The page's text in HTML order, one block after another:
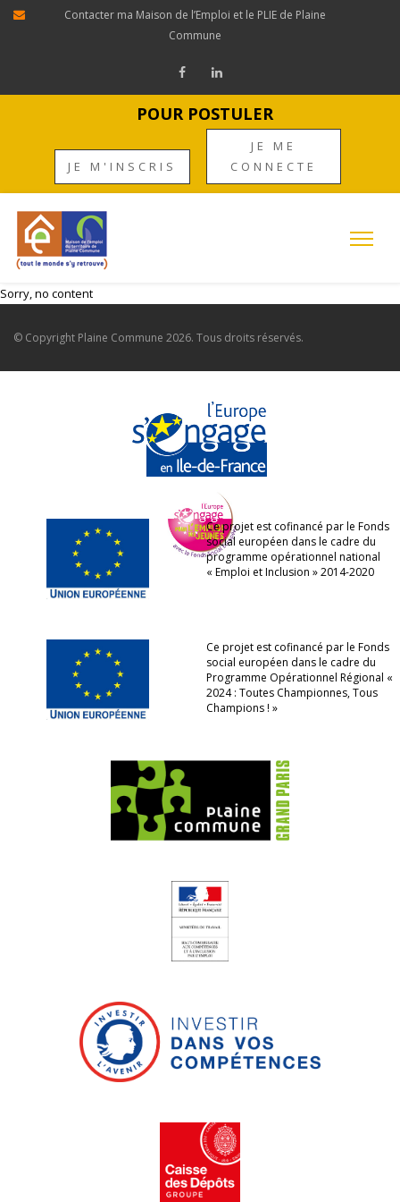
Contacter ma Maison de l’Emploi et le PLIE de Plaine
Commune
POUR POSTULER
JE M'INSCRIS
JE ME
CONNECTE
Sorry, no content
© Copyright Plaine Commune 2026. Tous droits réservés.
Ce projet est cofinancé par le Fonds
social européen dans le cadre du
programme opérationnel national
« Emploi et Inclusion » 2014-2020
Ce projet est cofinancé par le Fonds
social européen dans le cadre du
Programme Opérationnel Régional «
2024 : Toutes Championnes, Tous
Champions ! »